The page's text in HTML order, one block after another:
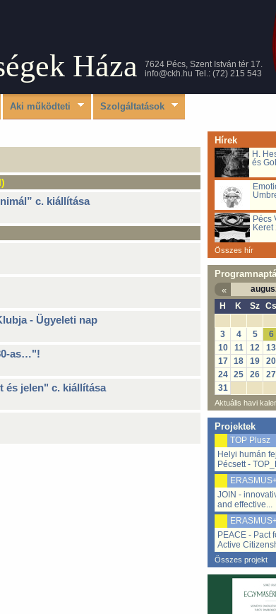
Háza
7624 Pécs, Szent István tér 17.
info@ckh.hu Tel.: (72) 215 543
Aki működteti Szolgáltatások
c. kiállítása
- Ügyeleti nap
as…"!
és jelen" c. kiállítása
Hírek
H.
és
Pécs
Keret
Összes hír
«
H K Sz Cs
3
4 5 6
10
11 12 13
17
18 19 20
24
25 26 27
31
Aktuális havi
Projektek
TOP Plusz
Helyi humán
Pécsett -
JOIN -
and effective...
PEACE - Pact
Active
Összes projekt